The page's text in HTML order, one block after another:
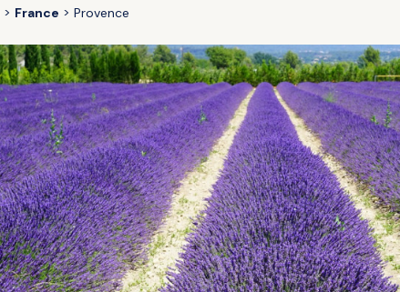
France Provence